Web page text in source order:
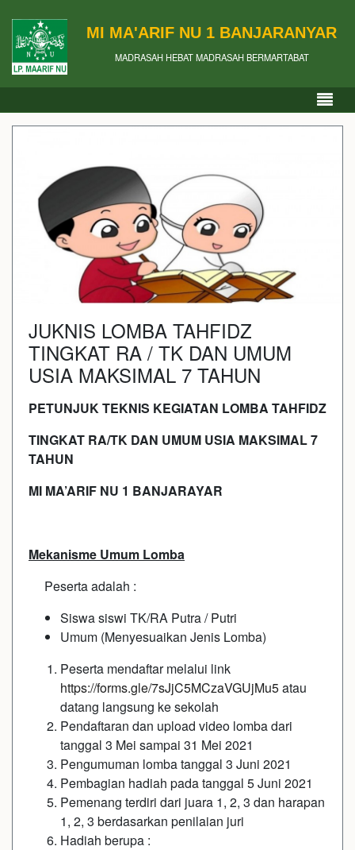
MI MA'ARIF NU 1 BANJARANYAR
MADRASAH HEBAT MADRASAH BERMARTABAT
JUKNIS LOMBA TAHFIDZ
TINGKAT RA / TK DAN UMUM
USIA MAKSIMAL 7 TAHUN
PETUNJUKTEKNIS KEGIATAN LOMBA TAHFIDZ
TINGKAT RA/TK DAN UMUM USIA MAKSIMAL 7
TAHUN
MI MA’ARIF NU 1 BANJARAYAR
Mekanisme Umum Lomba
Peserta adalah :
Siswa siswi TK/RA Putra / Putri
Umum (Menyesuaikan Jenis Lomba)
Peserta mendaftar melalui link
https://forms.gle/7sJjC5MCzaVGUjMu5atau
datang langsung ke sekolah
Pendaftaran dan upload video lomba dari
tanggal 3 Mei sampai 31 Mei 2021
Pengumuman lomba tanggal 3 Juni 2021
Pembagian hadiah pada tanggal 5 Juni 2021
Pemenang terdiri dari juara 1, 2, 3 dan harapan
1, 2, 3 berdasarkan penilaian juri
Hadiah berupa :